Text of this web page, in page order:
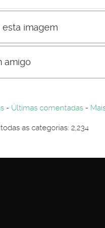
esta imagem
Por-favor registe-
amigo
- Últimas comentadas -
as categorias: 2,234